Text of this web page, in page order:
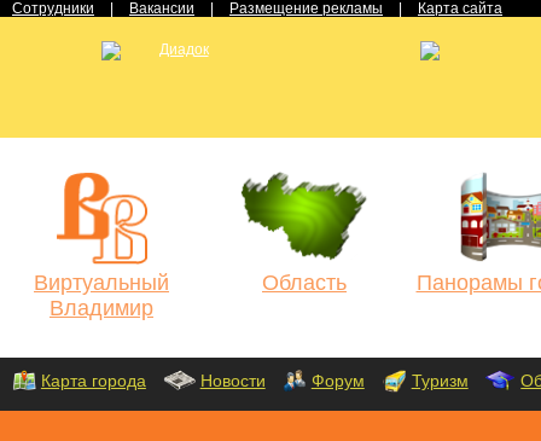
Сотрудники Вакансии Размещение рекламы Карта сайта
Виртуальный
Владимир
Область Панорамы
Карта города Новости Форум Туризм